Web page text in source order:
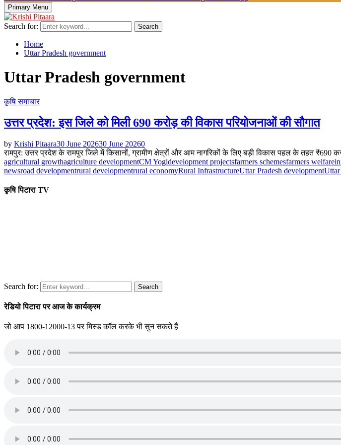
Primary Menu
Search for: Search
Home
Uttar Pradesh government
Uttar Pradesh government
कृषि समाचार
उत्तर प्रदेश: इस जिले को मिली 690 करोड़ की विकास परियोजनाओं की सौगात
by Krishi Pitaara30 June 202630 June 20260
रामपुर: उत्तर प्रदेश के रामपुर जिले में किसानों, ग्रामीण क्षेत्रों और आम नागरिकों के लिए बड़ी विकास पहल के तहत ₹690
agricultural growthagriculture developmentCM Yogidevelopment projectsfarmers schemesfarmers welfare
newsroad developmentrural developmentrural economyRural InfrastructureUttar Pradesh developmentUttar
कृषि पिटारा TV
Search for: Search
रेडियो पिटारा पर आज के कार्यक्रम
जो आप 1800-12000-13 पर मिस्ड कॉल करके भी सुन सकते हैं